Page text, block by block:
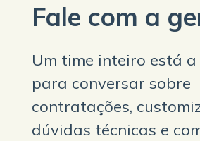
Fale com a
Um time inteiro está
para conversar sobre
contratações,
dúvidas técnicas e